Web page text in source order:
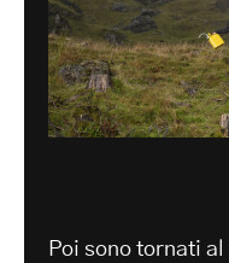
Poi sono tornati